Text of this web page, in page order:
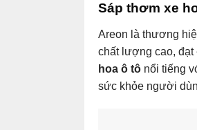
Sáp thơm xe
Areon là thương
chất lượng cao, đạt
hoa ô tô nổi tiếng
sức khỏe người